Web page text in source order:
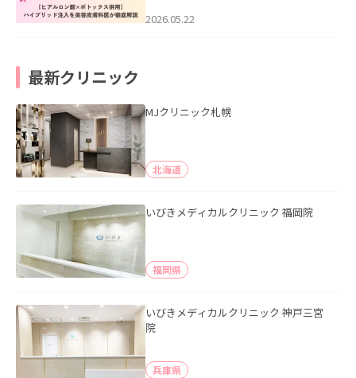
た。
2026.05.22
最新クリニック
MJクリニック札幌
北海道
いびきメディカルクリニック 福岡院
福岡県
いびきメディカルクリニック 神戸三宮
院
兵庫県